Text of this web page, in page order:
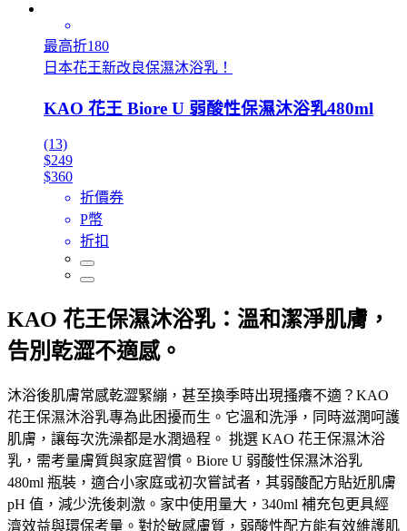
最高折180
日本花王新改良保濕沐浴乳！
KAO 花王 Biore U 弱酸性保濕沐浴乳480ml
(13)
$249
$360
折價券
P幣
折扣
KAO 花王保濕沐浴乳：溫和潔淨肌膚，
告別乾澀不適感。
沐浴後肌膚常感乾澀緊繃，甚至換季時出現搔癢不適？KAO
花王保濕沐浴乳專為此困擾而生。它溫和洗淨，同時滋潤呵護
肌膚，讓每次洗澡都是水潤過程。 挑選 KAO 花王保濕沐浴
乳，需考量膚質與家庭習慣。Biore U 弱酸性保濕沐浴乳
480ml 瓶裝，適合小家庭或初次嘗試者，其弱酸配方貼近肌膚
pH 值，減少洗後刺激。家中使用量大，340ml 補充包更具經
濟效益與環保考量。對於敏感膚質，弱酸性配方能有效維護肌